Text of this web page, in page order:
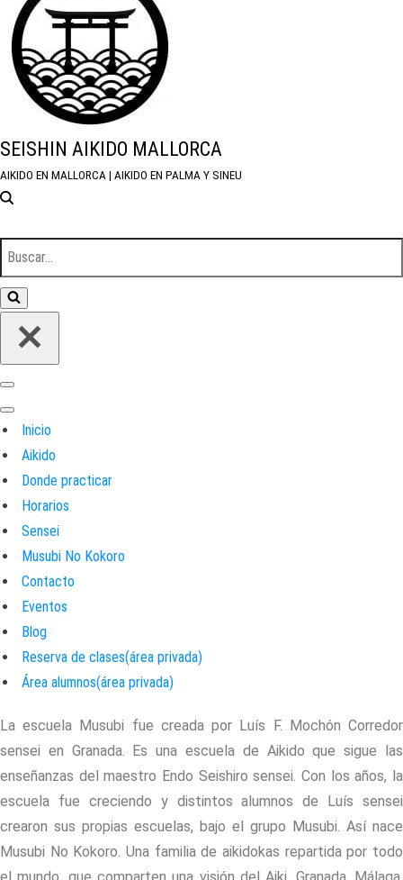
SEISHIN AIKIDO MALLORCA
AIKIDO EN MALLORCA | AIKIDO EN PALMA Y SINEU
Inicio
Aikido
Donde practicar
Horarios
Sensei
Musubi No Kokoro
Contacto
Eventos
Blog
Reserva de clases(área privada)
Área alumnos(área privada)
La escuela Musubi fue creada por Luís F. Mochón Corredor
sensei en Granada. Es una escuela de Aikido que sigue las
enseñanzas del maestro Endo Seishiro sensei. Con los años, la
escuela fue creciendo y distintos alumnos de Luís sensei
crearon sus propias escuelas, bajo el grupo Musubi. Así nace
Musubi No Kokoro. Una familia de aikidokas repartida por todo